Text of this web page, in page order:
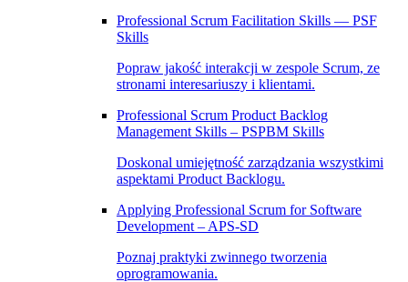
Professional Scrum Facilitation Skills — PSF
Skills
Popraw jakość interakcji w zespole Scrum, ze
stronami interesariuszy i klientami.
Professional Scrum Product Backlog
Management Skills – PSPBM Skills
Doskonal umiejętność zarządzania wszystkimi
aspektami Product Backlogu.
Applying Professional Scrum for Software
Development – APS-SD
Poznaj praktyki zwinnego tworzenia
oprogramowania.